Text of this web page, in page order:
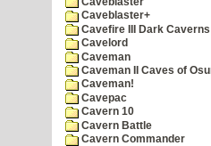
Caveblaster+
Cavefire III Dark Caverns
Cavelord
Caveman
Caveman II Caves of
Caveman!
Cavepac
Cavern 10
Cavern Battle
Cavern Commander